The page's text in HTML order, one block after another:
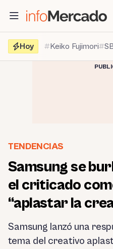
contenido
Hoy
Keiko Fujimori
TENDENCIAS
Samsung se
el criticado
“aplastar la
Samsung lanzó una
tema del creativo